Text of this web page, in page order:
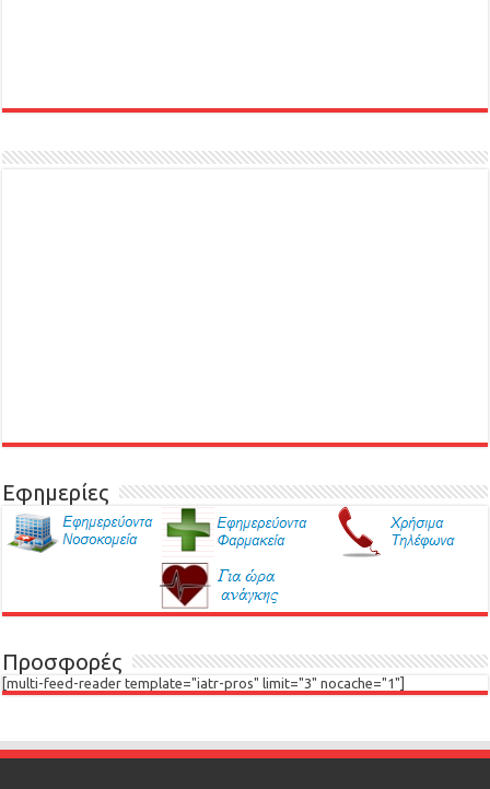
Εφημερίες
Προσφορές
[multi-feed-reader template="iatr-pros" limit="3" nocache="1"]